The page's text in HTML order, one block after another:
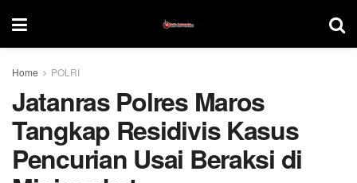
Home POLRI
Jatanras Polres Maros
Tangkap Residivis Kasus
Pencurian Usai Beraksi di